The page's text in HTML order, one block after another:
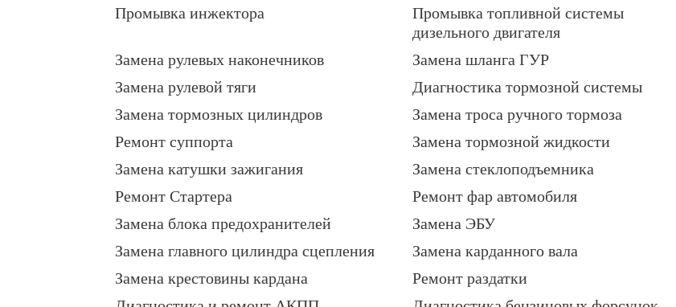
Промывка инжектора
Промывка топливной системы
дизельного двигателя
Замена рулевых наконечников
Замена шланга ГУР
Замена рулевой тяги
Диагностика тормозной системы
Замена тормозных цилиндров
Замена троса ручного тормоза
Ремонт суппорта
Замена тормозной жидкости
Замена катушки зажигания
Замена стеклоподъемника
Ремонт Стартера
Ремонт фар автомобиля
Замена блока предохранителей
Замена ЭБУ
Замена главного цилиндра сцепления
Замена карданного вала
Замена крестовины кардана
Ремонт раздатки